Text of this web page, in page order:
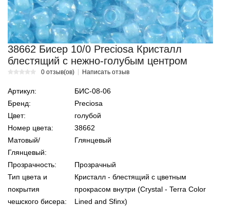
38662 Бисер 10/0 Preciosa Кристалл
блестящий с нежно-голубым центром
0 отзыв(ов) Написать отзыв
Артикул:
БИС-08-06
Бренд:
Preciosa
Цвет:
голубой
Номер цвета:
38662
Матовый/
Глянцевый:
Глянцевый
Прозрачность:
Прозрачный
Тип цвета и
покрытия
чешского бисера:
Кристалл - блестящий с цветным
прокрасом внутри (Crystal - Terra Color
Lined and Sfinx)